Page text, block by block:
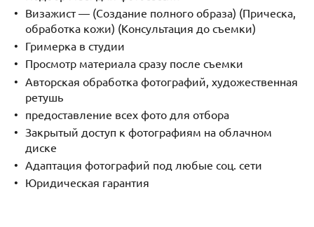
Визажист — (Создание полного образа) (Прическа,
обработка кожи) (Консультация до съемки)
Гримерка в студии
Просмотр материала сразу после съемки
Авторская обработка фотографий, художественная
ретушь
предоставление всех фото для отбора
Закрытый доступ к фотографиям на облачном
диске
Адаптация фотографий под любые соц. сети
Юридическая гарантия